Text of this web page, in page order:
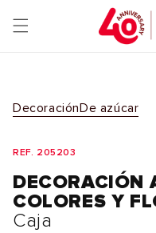
directamente
al contenido
DecoraciónDe azúcar
REF. 205203
DECORACIÓN
COLORES Y
Caja